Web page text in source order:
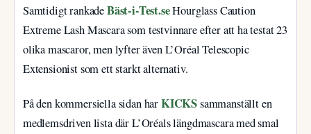
Samtidigt rankadeBäst-i-Test.seHourglass Caution
Extreme Lash Mascara som testvinnare efter att ha testat 23
olika mascaror, men lyfter även L’Oréal Telescopic
Extensionist som ett starkt alternativ.
På den kommersiella sidan harKICKSsammanställt en
medlemsdriven lista där L’Oréals längdmascara med smal